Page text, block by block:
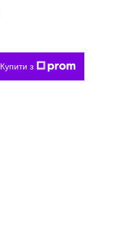
Купити з